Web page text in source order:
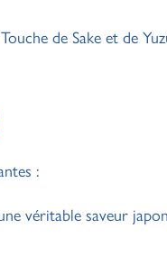
de Sake et de
:
véritable saveur